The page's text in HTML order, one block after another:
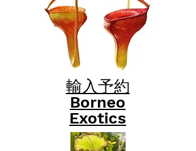
輸入予約
Borneo
Exotics